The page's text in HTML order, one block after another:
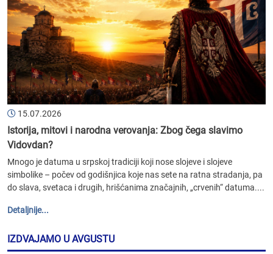
15.07.2026
Istorija, mitovi i narodna verovanja: Zbog čega slavimo
Vidovdan?
Mnogo je datuma u srpskoj tradiciji koji nose slojeve i slojeve
simbolike – počev od godišnjica koje nas sete na ratna stradanja, pa
do slava, svetaca i drugih, hrišćanima značajnih, „crvenih“ datuma....
Detaljnije...
IZDVAJAMO U AVGUSTU